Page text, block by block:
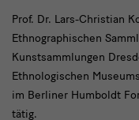
Sächsischen
für
Wissenschaft,
Prof. Dr. Lars-Christian
Ethnographischen
Kunstsammlungen
Ethnologischen
im Berliner Humboldt
tätig.